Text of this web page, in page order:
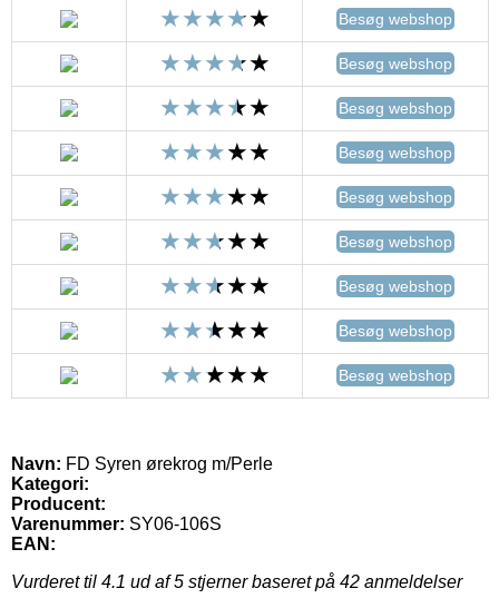
Besøg webshop
Besøg webshop
Besøg webshop
Besøg webshop
Besøg webshop
Besøg webshop
Besøg webshop
Besøg webshop
Besøg webshop
Navn: FD Syren ørekrog m/Perle
Kategori:
Producent:
Varenummer: SY06-106S
EAN:
Vurderet til 4.1 ud af 5 stjerner baseret på 42 anmeldelser